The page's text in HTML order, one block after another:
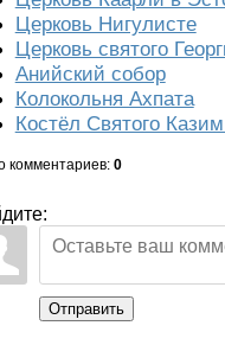
Церковь Нигулисте
Церковь святого
Анийский собор
Колокольня Ахпата
Костёл Святого
комментариев: 0
Отправить